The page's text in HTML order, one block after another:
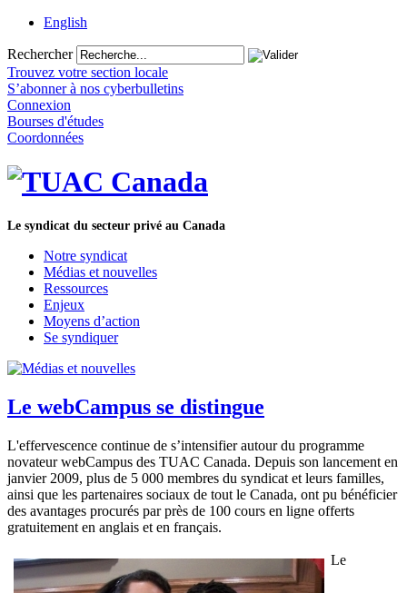
English
Rechercher
Trouvez votre section locale
S’abonner à nos cyberbulletins
Connexion
Bourses d'études
Coordonnées
Le syndicat du secteur privé au Canada
Notre syndicat
Médias et nouvelles
Ressources
Enjeux
Moyens d’action
Se syndiquer
Le webCampus se distingue
L'effervescence continue de s’intensifier autour du programme
novateur webCampus des TUAC Canada. Depuis son lancement en
janvier 2009, plus de 5 000 membres du syndicat et leurs familles,
ainsi que les partenaires sociaux de tout le Canada, ont pu bénéficier
des avantages procurés par près de 100 cours en ligne offerts
gratuitement en anglais et en français.
Le